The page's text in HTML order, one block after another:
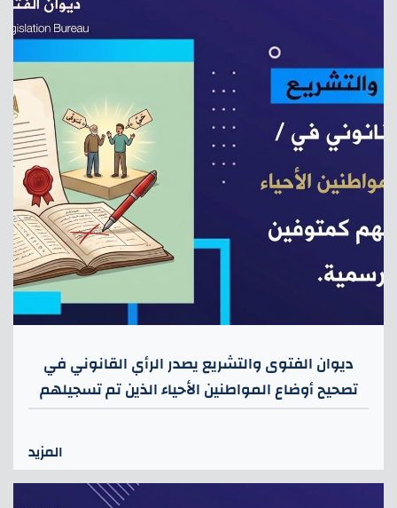
ديوان الفتوى والتشريع يصدر الرأي القانوني في
تصحيح أوضاع المواطنين الأحياء الذين تم تسجيلهم
كمتوفين في السجلات الرسمية.
المزيد